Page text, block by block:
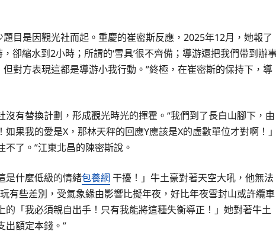
目是因觀光社而起。重慶的崔密斯反應，2025年12月，她報了
卻縮水到2小時；所謂的‘雪具’很不齊備；導游還把我們帶到辦
對方表現這都是導游小我行動。”終極，在崔密斯的保持下，導
有替換計劃，形成觀光時光的揮霍。“我們到了長白山腳下，由
果我的愛是X，那林天秤的回應Y應該是X的虛數單位才對啊！
了。”江東北昌的陳密斯說。
是什麼低級的情緒包養網 干擾！」牛土豪對著天空大吼，他無法
有些差別，受氣象緣由影響比擬年夜，好比年夜雪封山或許纜車
「我必須親自出手！只有我能將這種失衡導正！」她對著牛土
出額定本錢。”